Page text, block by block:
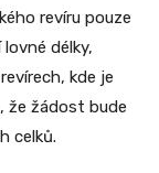
revíru pouze
délky,
kde je
že žádost bude
celků.